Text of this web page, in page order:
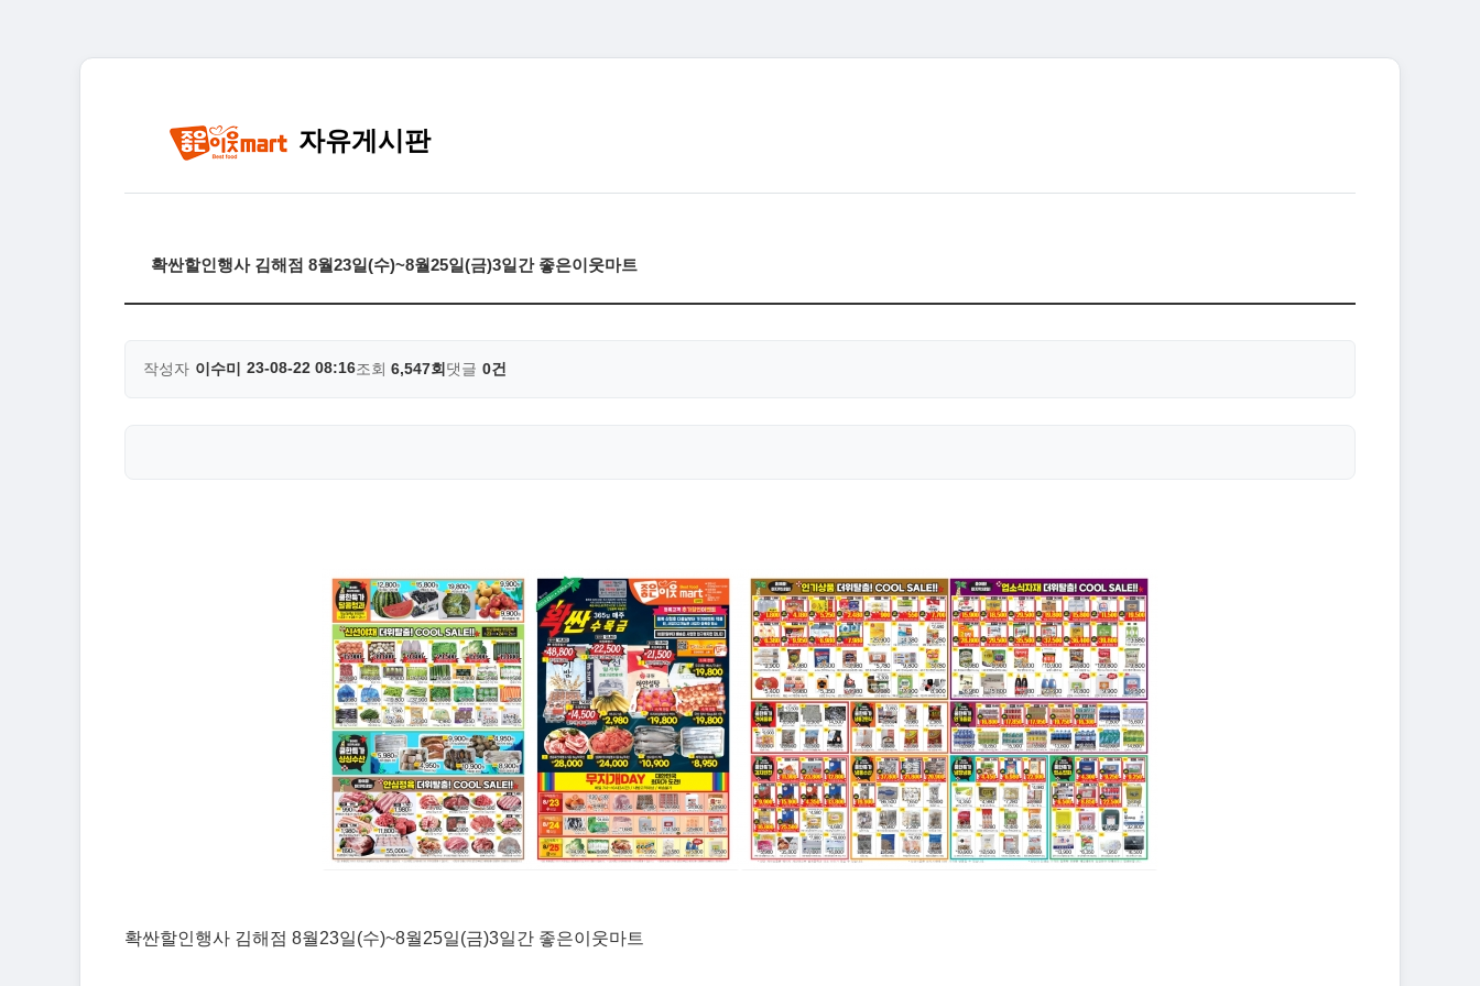
자유게시판
확싼할인행사 김해점 8월23일(수)~8월25일(금)3일간 좋은이웃마트
작성자 이수미 23-08-22 08:16조회 6,547회 댓글 0건
확싼할인행사 김해점 8월23일(수)~8월25일(금)3일간 좋은이웃마트